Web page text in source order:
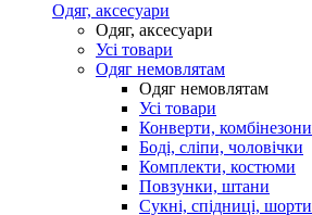
Одяг, аксесуари
Одяг, аксесуари
Усі товари
Одяг немовлятам
Одяг немовлятам
Усі товари
Конверти, комбінезони
Боді, сліпи, чоловічки
Комплекти, костюми
Повзунки, штани
Сукні, спідниці, шорти